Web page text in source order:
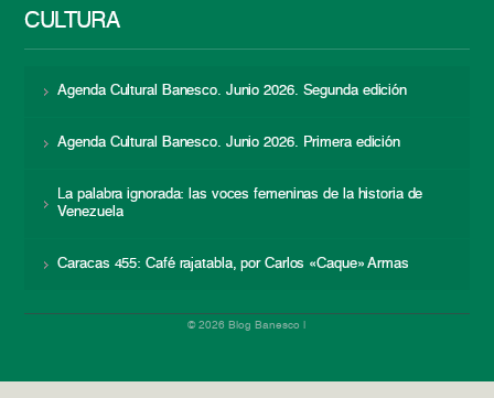
CULTURA
Agenda Cultural Banesco. Junio 2026. Segunda edición
Agenda Cultural Banesco. Junio 2026. Primera edición
La palabra ignorada: las voces femeninas de la historia de
Venezuela
Caracas 455: Café rajatabla, por Carlos «Caque» Armas
© 2026 Blog Banesco |